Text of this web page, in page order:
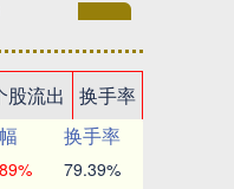
股流出
换手率
换手率
79.39%